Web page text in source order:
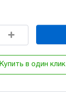
Купить в один клик